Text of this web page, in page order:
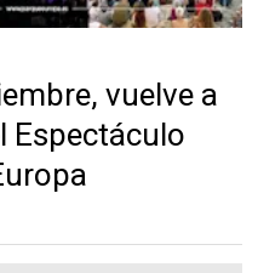
vuelve a
Espectáculo